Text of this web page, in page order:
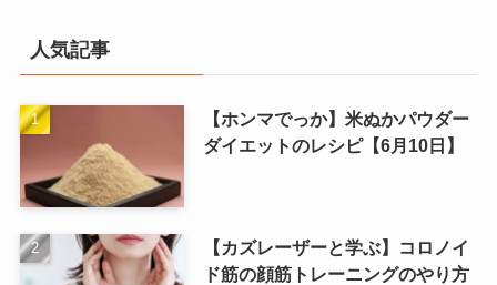
人気記事
【ホンマでっか】米ぬかパウダー
ダイエットのレシピ【6月10日】
【カズレーザーと学ぶ】コロノイ
ド筋の顔筋トレーニングのやり方